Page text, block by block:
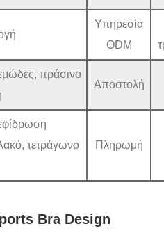
Υπηρεσία
ODM
πράσινο
Αποστολή
τετράγωνο
Πληρωμή
Bra Design